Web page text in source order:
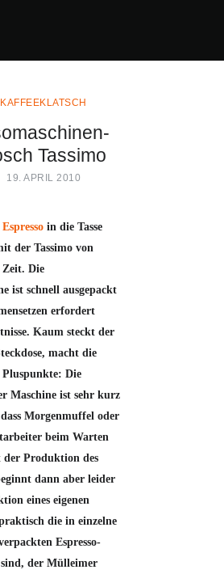
KAFFEEKLATSCH
Tassimo
19. APRIL 2010
Espresso in die Tasse
der Tassimo von
Zeit. Die
ist schnell ausgepackt
erfordert
Kaum steckt der
macht die
Pluspunkte: Die
Maschine ist sehr kurz
Morgenmuffel oder
beim Warten
der Produktion des
dann aber leider
eines eigenen
die in einzelne
Espresso-
der Mülleimer